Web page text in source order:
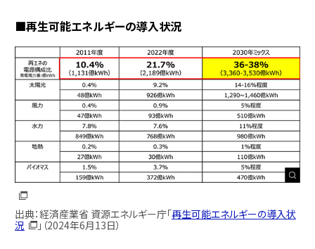
■再生可能エネルギーの導入状況
出典：経済産業省 資源エネルギー庁「再生可能エネルギーの導入状
況
」（2024年6月13日）